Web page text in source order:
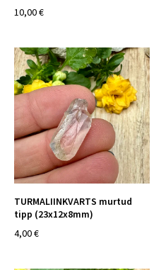
10,00 €
TURMALIINKVARTS murtud
tipp (23x12x8mm)
4,00 €